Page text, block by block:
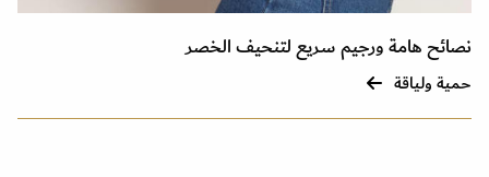
نصائح هامة ورجيم سريع لتنحيف الخصر
حمية ولياقة